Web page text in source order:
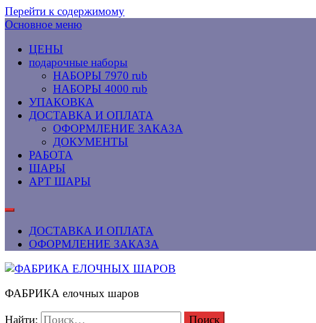
Перейти к содержимому
Основное меню
ЦЕНЫ
подарочные наборы
НАБОРЫ 7970 rub
НАБОРЫ 4000 rub
УПАКОВКА
ДОСТАВКА И ОПЛАТА
ОФОРМЛЕНИЕ ЗАКАЗА
ДОКУМЕНТЫ
РАБОТА
ШАРЫ
АРТ ШАРЫ
ДОСТАВКА И ОПЛАТА
ОФОРМЛЕНИЕ ЗАКАЗА
ФАБРИКА елочных шаров
Найти: